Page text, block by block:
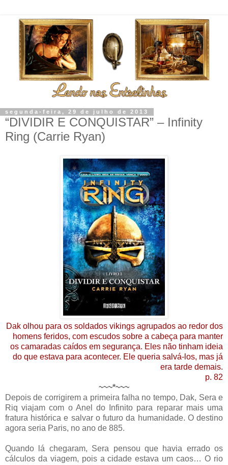
segunda-feira, 29 de julho de 2013
“DIVIDIR E CONQUISTAR” – Infinity
Ring (Carrie Ryan)
Dak olhou para os soldados vikings agrupados ao redor dos
homens feridos, com escudos sobre a cabeça para manter
os camaradas caídos em segurança. Eles não tinham ideia
do que estava para acontecer. Ele queria salvá-los, mas já
era tarde demais.
p. 82
~~~*~~~
Depois de corrigirem a primeira falha no tempo, Dak, Sera e
Riq viajam com o Anel do Infinito para reparar mais uma
fratura histórica e salvar o futuro da humanidade. O destino
agora seria Paris, no ano de 885.
Quando lá chegaram, Sera pensou que havia errado os
cálculos da viagem, pois a cidade estava um caos… O rio